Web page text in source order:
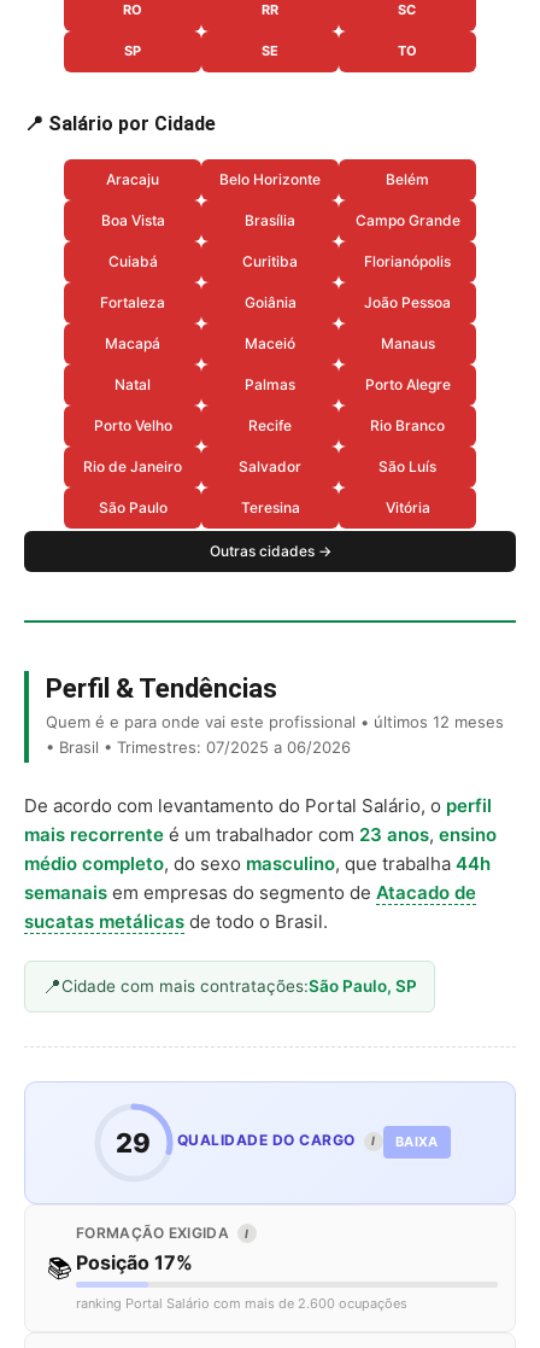
RO RR SC
SP SE TO
📍 Salário por Cidade
Aracaju Belo Horizonte Belém
Boa Vista Brasília Campo Grande
Cuiabá Curitiba Florianópolis
Fortaleza Goiânia João Pessoa
Macapá Maceió Manaus
Natal Palmas Porto Alegre
Porto Velho Recife Rio Branco
Rio de Janeiro Salvador São Luís
São Paulo Teresina Vitória
Outras cidades →
Perfil & Tendências
Quem é e para onde vai este profissional • últimos 12 meses
• Brasil • Trimestres: 07/2025 a 06/2026
De acordo com levantamento do Portal Salário, o perfil
mais recorrente é um trabalhador com 23 anos, ensino
médio completo, do sexo masculino, que trabalha 44h
semanais em empresas do segmento de Atacado de
sucatas metálicas de todo o Brasil.
Cidade com mais contratações:São Paulo, SP
29 QUALIDADE DO CARGO I BAIXA
📚
FORMAÇÃO EXIGIDA I
Posição 17%
ranking Portal Salário com mais de 2.600 ocupações